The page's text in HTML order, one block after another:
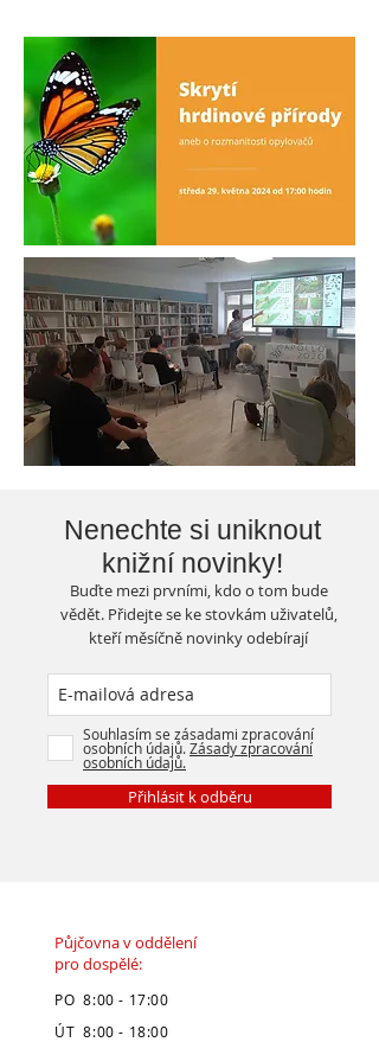
Nenechte si uniknout
knižní novinky!
Buďte mezi prvními, kdo o tom bude
vědět. Přidejte se ke stovkám uživatelů,
kteří měsíčně novinky odebírají
Souhlasím se zásadami zpracování
osobních údajů.Zásady zpracování
osobních údajů.
Přihlásit k odběru
Půjčovna v oddělení
pro dospělé:
PO 8:00 - 17:00
ÚT 8:00 - 18:00